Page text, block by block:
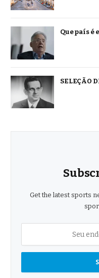
Que país é
SELEÇÃO
Get the latest sports